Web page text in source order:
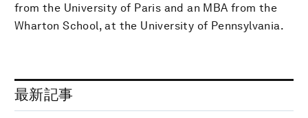
from the University of Paris and an MBA from the
Wharton School, at the University of Pennsylvania.
最新記事